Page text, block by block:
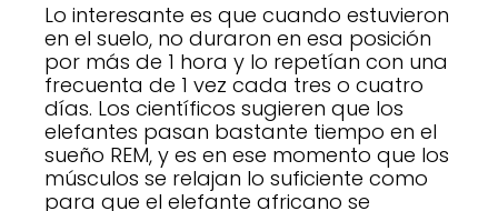
Lo interesante es que cuando estuvieron
en el suelo, no duraron en esa posición
por más de 1 hora y lo repetían con una
frecuenta de 1 vez cada tres o cuatro
días. Los científicos sugieren que los
elefantes pasan bastante tiempo en el
sueño REM, y es en ese momento que los
músculos se relajan lo suficiente como
para que el elefante africano se